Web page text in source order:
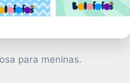
para meninas.